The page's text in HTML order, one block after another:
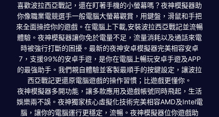
喜歡波拉西亞戰記，還在盯著手機的小螢幕嗎？夜神模擬器助
你像職業電競選手一般電腦大螢幕觀賞，用鍵盤，滑鼠和手把
來全面操控你的遊戲。在電腦上下載,安裝波拉西亞戰記並流暢
體驗。夜神模擬器讓你免於電量不足，流量消耗以及通話來電
時被強行打斷的困擾。最新的夜神安卓模擬器完美相容安卓
7，支援99%的安卓手遊，是你在電腦上暢玩安卓手遊及APP
的最強助手。我們親自體驗並客製最順手的按鍵設定，讓波拉
西亞戰記更還原電腦遊戲的操作習慣；比遊戲更懂你。
夜神模擬器多開功能，讓多款應用及遊戲帳號同時飛起，生活
娛樂兩不誤。夜神獨家核心虛擬化技術完美相容AMD及Intel電
腦，讓你的電腦運行更穩定，流暢。夜神模擬器位你遊戲助